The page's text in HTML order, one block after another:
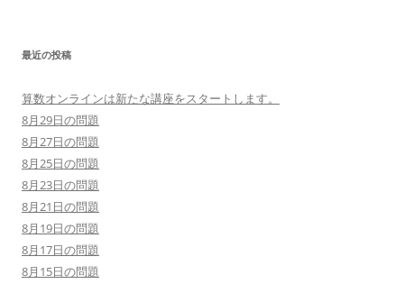
最近の投稿
算数オンラインは新たな講座をスタートします。
8月29日の問題
8月27日の問題
8月25日の問題
8月23日の問題
8月21日の問題
8月19日の問題
8月17日の問題
8月15日の問題